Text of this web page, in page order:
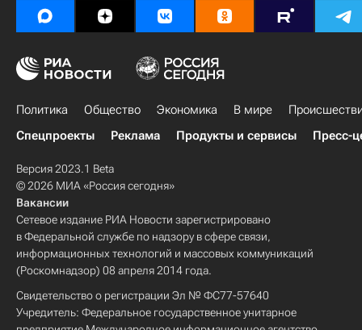
Политика Общество Экономика В мире
Спецпроекты
Реклама Продукты и сервисы Пресс-
Версия 2023.1 Beta
© 2026 МИА «Россия сегодня»
Вакансии
Сетевое издание РИА Новости зарегистрировано
в Федеральной службе по надзору в сфере связи,
информационных технологий и массовых коммуникаций
(Роскомнадзор) 08 апреля 2014 года.
Свидетельство о регистрации Эл № ФС77-57640
Учредитель: Федеральное государственное унитарное